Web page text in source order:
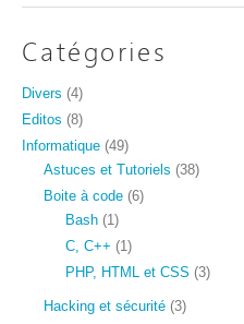
Catégories
Divers (4)
Editos (8)
Informatique (49)
Astuces et Tutoriels (38)
Boite à code (6)
Bash (1)
C, C++ (1)
PHP, HTML et CSS (3)
Hacking et sécurité (3)